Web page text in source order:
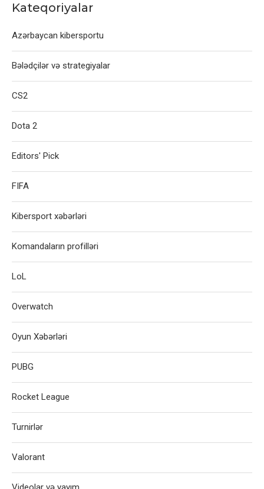
Kateqoriyalar
Azərbaycan kibersportu
Bələdçilər və strategiyalar
CS2
Dota 2
Editors' Pick
FIFA
Kibersport xəbərləri
Komandaların profilləri
LoL
Overwatch
Oyun Xəbərləri
PUBG
Rocket League
Turnirlər
Valorant